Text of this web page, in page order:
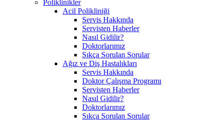
Poliklinikler
Acil Polikliniği
Servis Hakkında
Servisten Haberler
Nasıl Gidilir?
Doktorlarımız
Sıkça Sorulan Sorular
Ağız ve Diş Hastalıkları
Servis Hakkında
Doktor Çalışma Programı
Servisten Haberler
Nasıl Gidilir?
Doktorlarımız
Sıkça Sorulan Sorular